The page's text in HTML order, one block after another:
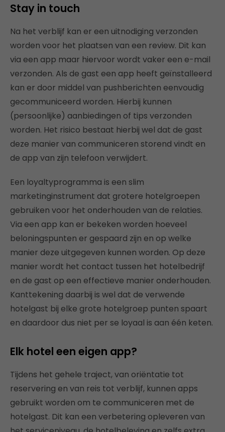
Stay in touch
Na het verblijf kan er een uitnodiging verzonden
worden voor het plaatsen van een review. Dit kan
via een app maar hiervoor wordt vaker een e-mail
verzonden. Als de gast een app heeft geïnstalleerd
kan er door middel van pushberichten eenvoudig
gecommuniceerd worden. Hierbij kunnen
(persoonlijke) aanbiedingen of tips verzonden
worden. Het risico bestaat hierbij wel dat de gast
deze manier van communiceren storend vindt en
de app van zijn telefoon verwijdert.
Een loyaltyprogramma is een slim
marketinginstrument dat grotere hotelgroepen
gebruiken voor het onderhouden van de relaties.
Via een app kan er bekeken worden hoeveel
beloningspunten er gespaard zijn en op welke
manier deze uitgegeven kunnen worden. Op deze
manier wordt het contact tussen het hotelbedrijf
en de gast op een effectieve manier onderhouden.
Kanttekening daarbij is wel dat de verwende
hotelgast bij elke grote hotelgroep punten spaart
en daardoor dus niet per se loyaal is aan één keten.
Elk hotel een eigen app?
Tijdens het gehele traject, van oriëntatie tot
reservering en van reis tot verblijf, kunnen apps
gebruikt worden om te communiceren met de
hotelgast. Dit kan een verbetering opleveren van